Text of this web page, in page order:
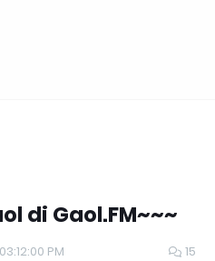
di Gaol.FM~~~
PM 15